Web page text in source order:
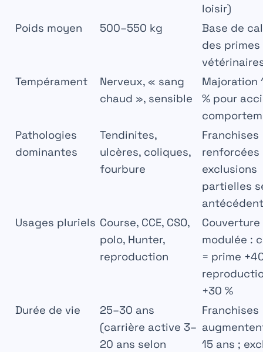
loisir)
Poids moyen
500–550 kg
Base de
des
Tempérament
Nerveux, « sang
chaud », sensible
Majoration
% pour
Pathologies
dominantes
Tendinites,
ulcères, coliques,
fourbure
Franchises
renforcées
exclusions
partielles
Usages pluriels Course, CCE, CSO,
polo, Hunter,
reproduction
Couverture
modulée :
= prime
+30 %
Durée de vie
25–30 ans
(carrière active 3–
20 ans selon
Franchises
15 ans ;